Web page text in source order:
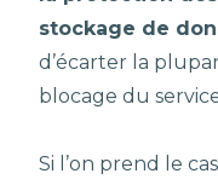
stockage de
d’écarter la
blocage du
Si l’on prend le